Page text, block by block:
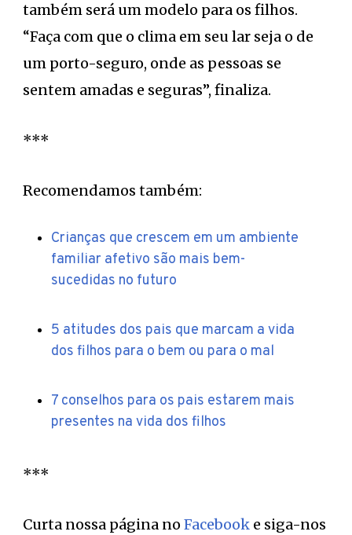
também será um modelo para os filhos.
“Faça com que o clima em seu lar seja o de
um porto-seguro, onde as pessoas se
sentem amadas e seguras”, finaliza.
***
Recomendamos também:
Crianças que crescem em um ambiente
familiar afetivo são mais bem-
sucedidas no futuro
5 atitudes dos pais que marcam a vida
dos filhos para o bem ou para o mal
7 conselhos para os pais estarem mais
presentes na vida dos filhos
***
Curta nossa página no Facebook e siga-nos